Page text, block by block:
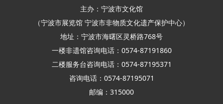
主办：宁波市文化馆
（宁波市展览馆 宁波市非物质文化遗产保护中心）
地址：宁波市海曙区灵桥路768号
一楼非遗馆咨询电话：0574-87191860
二楼服务台咨询电话：0574-87195371
咨询电话：0574-87195071
邮编：315000